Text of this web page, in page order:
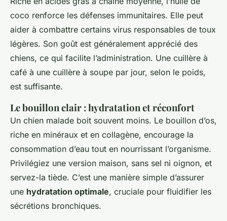
coco renforce les défenses immunitaires. Elle peut
aider à combattre certains virus responsables de toux
légères. Son goût est généralement apprécié des
chiens, ce qui facilite l’administration. Une cuillère à
café à une cuillère à soupe par jour, selon le poids,
est suffisante.
Le bouillon clair : hydratation et réconfort
Un chien malade boit souvent moins. Le bouillon d’os,
riche en minéraux et en collagène, encourage la
consommation d’eau tout en nourrissant l’organisme.
Privilégiez une version maison, sans sel ni oignon, et
servez-la tiède. C’est une manière simple d’assurer
une hydratation optimale, cruciale pour fluidifier les
sécrétions bronchiques.